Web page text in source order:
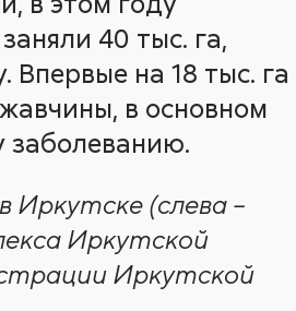
40 тыс. га,
Впервые на 18 тыс. га
в основном
заболеванию.
(слева –
Иркутской
Иркутской